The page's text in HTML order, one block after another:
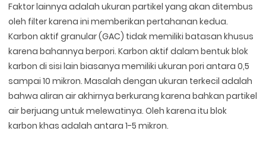
Faktor lainnya adalah ukuran partikel yang akan ditembus
oleh filter karena ini memberikan pertahanan kedua.
Karbon aktif granular (GAC) tidak memiliki batasan khusus
karena bahannya berpori. Karbon aktif dalam bentuk blok
karbon di sisi lain biasanya memiliki ukuran pori antara 0,5
sampai 10 mikron. Masalah dengan ukuran terkecil adalah
bahwa aliran air akhirnya berkurang karena bahkan partikel
air berjuang untuk melewatinya. Oleh karena itu blok
karbon khas adalah antara 1-5 mikron.